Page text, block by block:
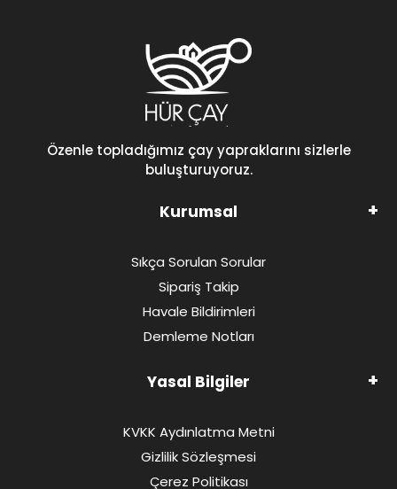
Özenle topladığımız çay yapraklarını sizlerle
buluşturuyoruz.
Kurumsal
Sıkça Sorulan Sorular
Sipariş Takip
Havale Bildirimleri
Demleme Notları
Yasal Bilgiler
KVKK Aydınlatma Metni
Gizlilik Sözleşmesi
Çerez Politikası